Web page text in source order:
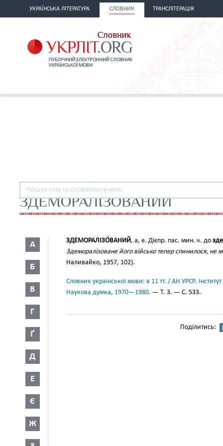
УКРАЇНСЬКА ЛІТЕРАТУРА СЛОВНИК ТРАНСЛІТЕРАЦІЯ
ЗДЕМОРАЛІЗОВАНИЙ
А
Б
В
Г
Ґ
Д
Е
Є
Ж
ЗДЕМОРАЛІЗО́ВАНИЙ, а, е. Дієпр. пас. мин. ч. до
Здеморалізоване його військо тепер спинилося, не
Наливайко, 1957, 102).
Словник української мови: в 11 тт. / АН УРСР.
Наукова думка, 1970—1980. — Т. 3. — С. 533.
Поділитись: